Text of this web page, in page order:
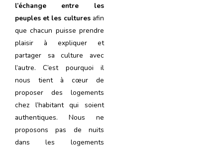
l’échange entre les
peuples et les culturesafin
que chacun puisse prendre
plaisir à expliquer et
partager sa culture avec
l’autre. C’est pourquoi il
nous tient à cœur de
proposer des logements
chez l’habitant qui soient
authentiques. Nous ne
proposons pas de nuits
dans les logements